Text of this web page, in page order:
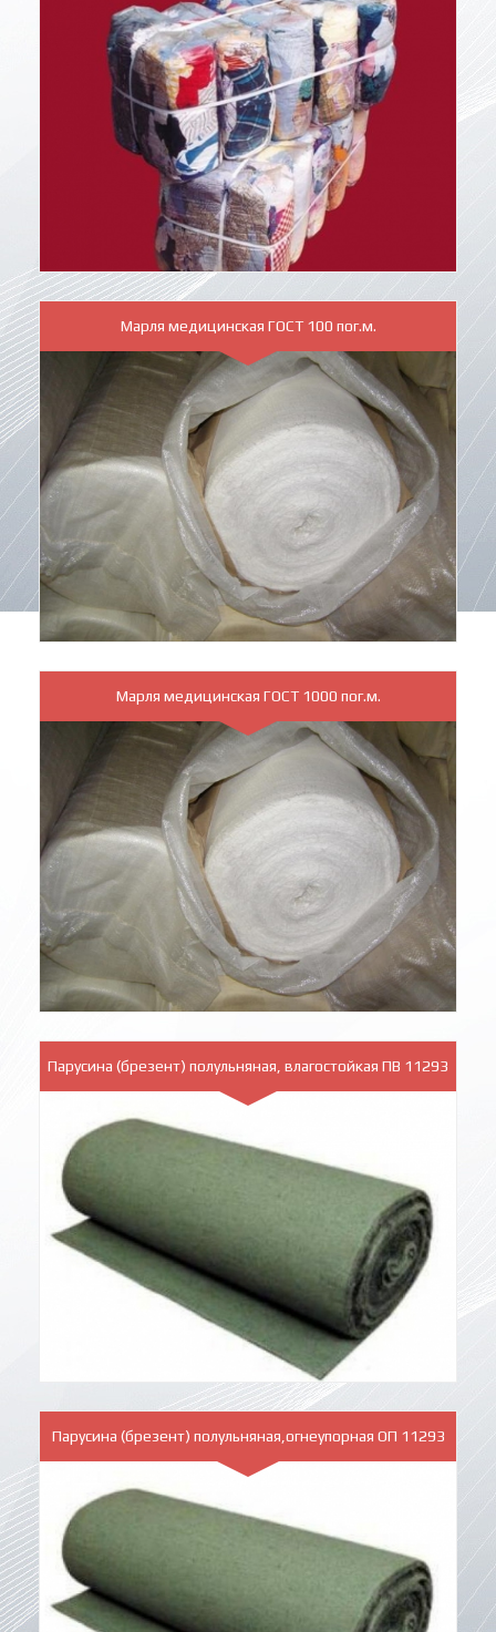
Марля медицинская ГОСТ 100 пог.м.
Марля медицинская ГОСТ 1000 пог.м.
Парусина (брезент) полульняная, влагостойкая ПВ 11293
Парусина (брезент) полульняная,огнеупорная ОП 11293